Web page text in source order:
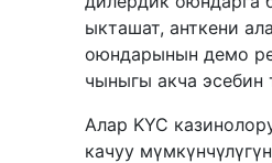
ыкташат, анткени
оюндарынын демо
чыныгы акча эсебин
Алар KYC
качуу